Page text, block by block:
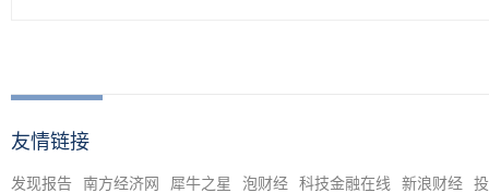
友情链接
发现报告 南方经济网 犀牛之星 泡财经 科技金融在线 新浪财经